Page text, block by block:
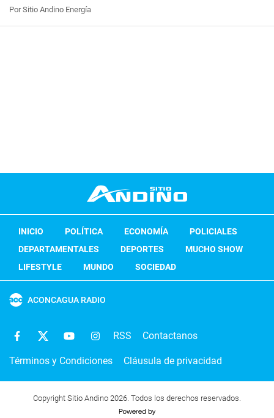
Por Sitio Andino Energía
INICIO POLÍTICA ECONOMÍA
POLICIALES
DEPARTAMENTALES
DEPORTES
MUCHO SHOW
LIFESTYLE
MUNDO SOCIEDAD
ACONCAGUA RADIO
RSS Contactanos
Términos y Condiciones Cláusula de privacidad
Copyright Sitio Andino 2026. Todos los derechos reservados.